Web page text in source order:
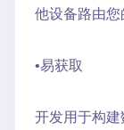
他设备路由您
•易获取
开发用于构